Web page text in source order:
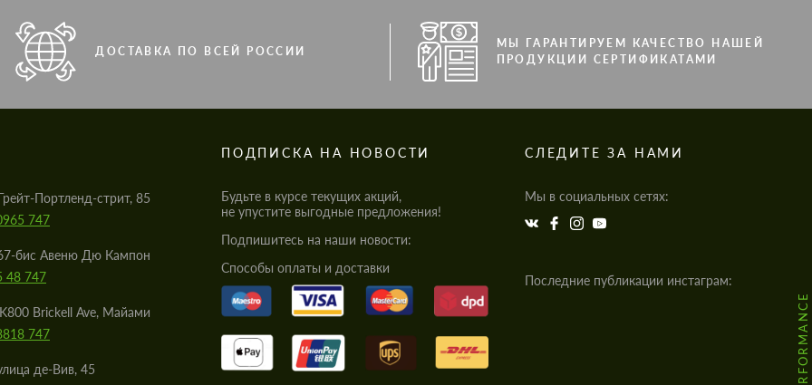
ДОСТАВКА ПО ВСЕЙ РОССИИ
МЫ ГАРАНТИРУЕМ КАЧЕСТВО НАШЕЙ
ПРОДУКЦИИ СЕРТИФИКАТАМИ
Портленд-стрит, 85
747
бис Авеню Дю Кампон
48 747
Brickell Ave, Майами
747
де-Вив, 45
ПОДПИСКА НА НОВОСТИ
Будьте в курсе текущих акций,
не упустите выгодные предложения!
Подпишитесь на наши новости:
Cпособы оплаты и доставки
СЛЕДИТЕ ЗА НАМИ
Мы в социальных сетях:
Последние публикации инстаграм: